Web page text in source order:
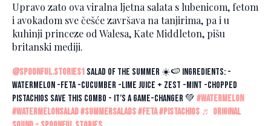
Upravo zato ova viralna ljetna salata s lubenicom, fetom
i avokadom sve češće završava na tanjirima, pa i u
kuhinji princeze od Walesa, Kate Middleton, pišu
britanski mediji.
@spoonful.stories1 Salad of the summer ☀️🍉 Ingredients: -
Watermelon -Feta -Cucumber -Lime juice + zest -Mint -Chopped
pistachios Save this combo - it’s a game-changer 💚 #watermelon
#watermelonsalad#summersalads#feta#pistachios ♬ original